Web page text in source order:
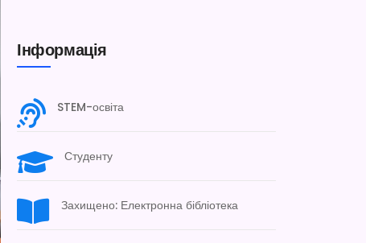
Інформація
STEM-освіта
Студенту
Захищено: Електронна бібліотека